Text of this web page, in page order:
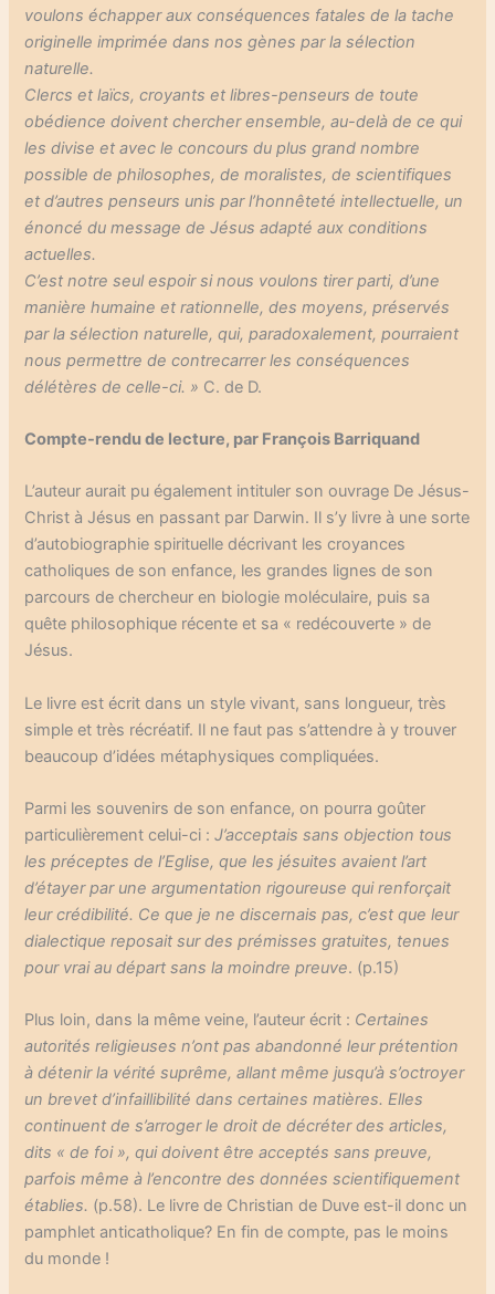
voulons échapper aux conséquences fatales de la tache
originelle imprimée dans nos gènes par la sélection
naturelle.
Clercs et laïcs, croyants et libres-penseurs de toute
obédience doivent chercher ensemble, au-delà de ce qui
les divise et avec le concours du plus grand nombre
possible de philosophes, de moralistes, de scientifiques
et d’autres penseurs unis par l’honnêteté intellectuelle, un
énoncé du message de Jésus adapté aux conditions
actuelles.
C’est notre seul espoir si nous voulons tirer parti, d’une
manière humaine et rationnelle, des moyens, préservés
par la sélection naturelle, qui, paradoxalement, pourraient
nous permettre de contrecarrer les conséquences
délétères de celle-ci. » C. de D.
Compte-rendu de lecture, par François Barriquand
L’auteur aurait pu également intituler son ouvrage De Jésus-
Christ à Jésus en passant par Darwin. Il s’y livre à une sorte
d’autobiographie spirituelle décrivant les croyances
catholiques de son enfance, les grandes lignes de son
parcours de chercheur en biologie moléculaire, puis sa
quête philosophique récente et sa « redécouverte » de
Jésus.
Le livre est écrit dans un style vivant, sans longueur, très
simple et très récréatif. Il ne faut pas s’attendre à y trouver
beaucoup d’idées métaphysiques compliquées.
Parmi les souvenirs de son enfance, on pourra goûter
particulièrement celui-ci :J’acceptais sans objection tous
les préceptes de l’Eglise, que les jésuites avaient l’art
d’étayer par une argumentation rigoureuse qui renforçait
leur crédibilité. Ce que je ne discernais pas, c’est que leur
dialectique reposait sur des prémisses gratuites, tenues
pour vrai au départ sans la moindre preuve. (p.15)
Plus loin, dans la même veine, l’auteur écrit : Certaines
autorités religieuses n’ont pas abandonné leur prétention
à détenir la vérité suprême, allant même jusqu’à s’octroyer
un brevet d’infaillibilité dans certaines matières. Elles
continuent de s’arroger le droit de décréter des articles,
dits « de foi », qui doivent être acceptés sans preuve,
parfois même à l’encontre des données scientifiquement
établies. (p.58). Le livre de Christian de Duve est-il donc un
pamphlet anticatholique? En fin de compte, pas le moins
du monde !